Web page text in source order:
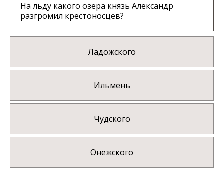
На льду какого озера князь Александр
разгромил крестоносцев?
Ладожского
Ильмень
Чудского
Онежского